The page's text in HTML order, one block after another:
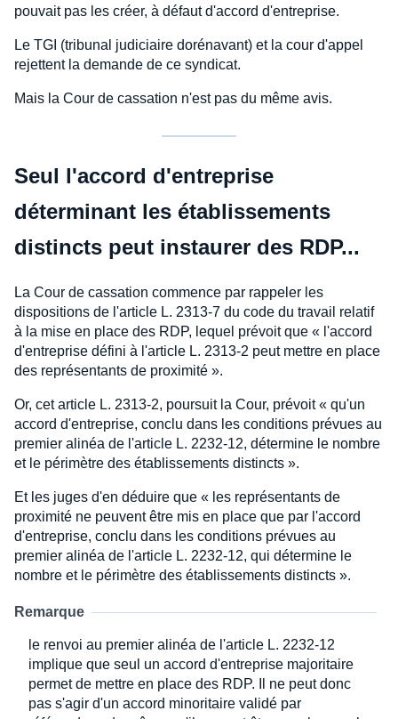
pouvait pas les créer, à défaut d'accord d'entreprise.
Le TGI (tribunal judiciaire dorénavant) et la cour d'appel
rejettent la demande de ce syndicat.
Mais la Cour de cassation n'est pas du même avis.
Seul l'accord d'entreprise
déterminant les établissements
distincts peut instaurer des RDP...
La Cour de cassation commence par rappeler les
dispositions de l'article L. 2313-7 du code du travail relatif
à la mise en place des RDP, lequel prévoit que « l'accord
d'entreprise défini à l'article L. 2313-2 peut mettre en place
des représentants de proximité ».
Or, cet article L. 2313-2, poursuit la Cour, prévoit « qu'un
accord d'entreprise, conclu dans les conditions prévues au
premier alinéa de l'article L. 2232-12, détermine le nombre
et le périmètre des établissements distincts ».
Et les juges d'en déduire que « les représentants de
proximité ne peuvent être mis en place que par l'accord
d'entreprise, conclu dans les conditions prévues au
premier alinéa de l'article L. 2232-12, qui détermine le
nombre et le périmètre des établissements distincts ».
Remarque
le renvoi au premier alinéa de l'article L. 2232-12
implique que seul un accord d'entreprise majoritaire
permet de mettre en place des RDP. Il ne peut donc
pas s'agir d'un accord minoritaire validé par